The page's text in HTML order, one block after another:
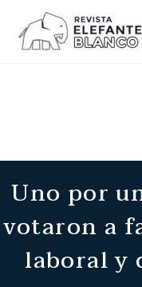
Uno por
votaron a
laboral y